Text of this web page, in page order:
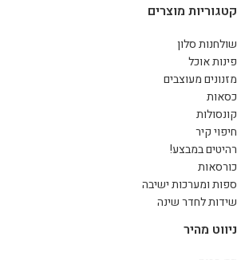
קטגוריות מוצרים
שולחנות סלון
פינות אוכל
מזנונים מעוצבים
כסאות
קונסולות
חיפוי קיר
רהיטים במבצע!
כורסאות
ספות ומערכות ישיבה
שידות לחדר שינה
ניווט מהיר